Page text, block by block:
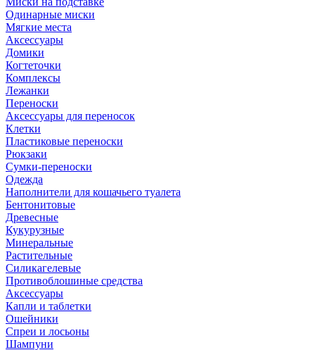
Одинарные миски
Мягкие места
Аксессуары
Домики
Когтеточки
Комплексы
Лежанки
Переноски
Аксессуары для переносок
Клетки
Пластиковые переноски
Рюкзаки
Сумки-переноски
Одежда
Наполнители для кошачьего туалета
Бентонитовые
Древесные
Кукурузные
Минеральные
Растительные
Силикагелевые
Противоблошиные средства
Аксессуары
Капли и таблетки
Ошейники
Спреи и лосьоны
Шампуни